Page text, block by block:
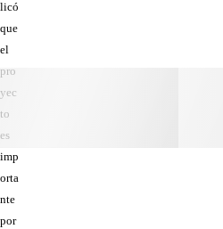
licó
que
el
pro
yec
to
es
imp
orta
nte
por